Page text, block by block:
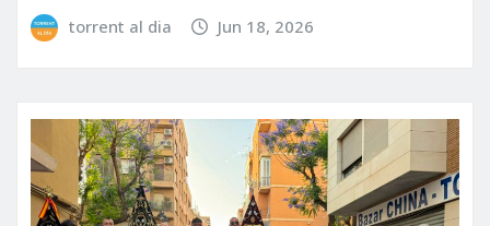
torrent al dia Jun 18, 2026